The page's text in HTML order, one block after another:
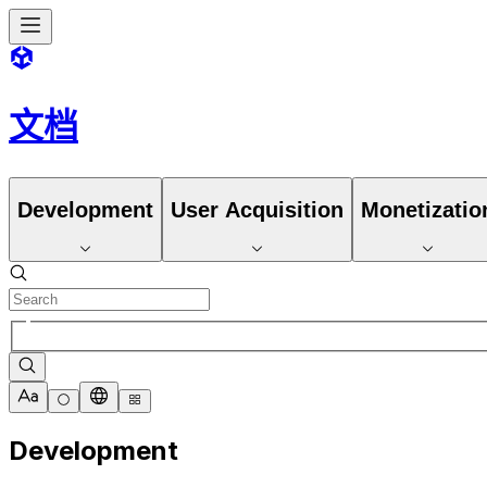
文档
Development User Acquisition
Development